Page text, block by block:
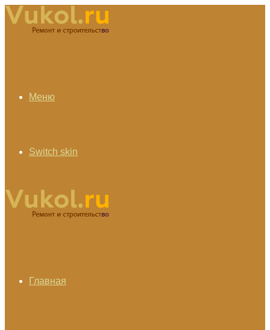
Меню
Switch skin
Главная